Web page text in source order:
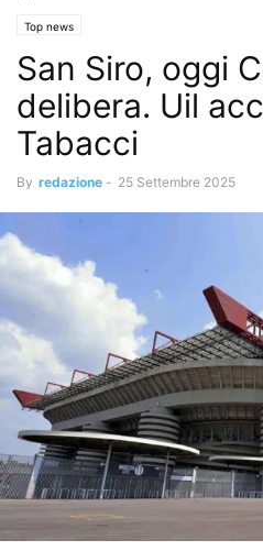
Top news
San Siro, oggi
delibera. Uil
Tabacci
By redazione - 25 Settembre 2025